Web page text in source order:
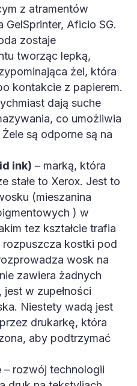
z atramentów
Aficio SG.
zostaje
tworząc lepką,
żel, która
kontakcie z papierem.
dają suche
co umożliwia
są odporne są na
ink) – marką, która
stałe to Xerox. Jest to
(mieszanina
) w
tez kształcie trafia
rozpuszcza kostki pod
wosk na
zawiera żadnych
w zupełności
Niestety wadą jest
drukarkę, która
aby podtrzymać
– rozwój technologii